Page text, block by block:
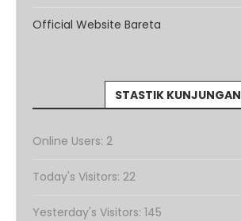
Official Website Bareta
STASTIK KUNJUNGAN
Online Users: 2
Today's Visitors: 22
Yesterday's Visitors: 145